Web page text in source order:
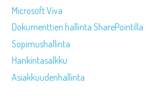
Microsoft Viva
Dokumenttien hallinta SharePointilla
Sopimushallinta
Hankintasalkku
Asiakkuudenhallinta